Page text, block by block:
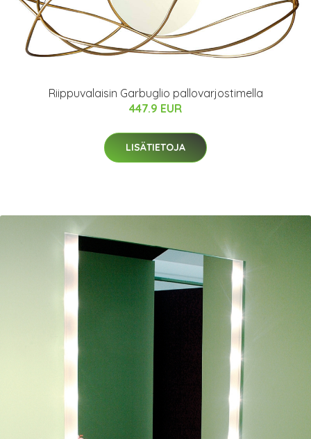
Riippuvalaisin Garbuglio pallovarjostimella
447.9 EUR
LISÄTIETOJA